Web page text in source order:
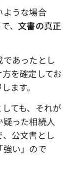
ような場合
、文書の真正
あったとし
を確定してお
ます。
ても、それが
った相続人
公文書とし
い」ので